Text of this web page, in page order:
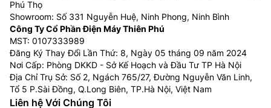
Phú Thọ
Showroom: Số 331 Nguyễn Huệ, Ninh Phong, Ninh Bình
Công Ty Cổ Phần Điện Máy Thiên Phú
MST: 0107333989
Đăng Ký Thay Đổi Lần Thứ: 8, Ngày 05 tháng 09 năm 2024
Nơi Cấp: Phòng DKKD - Sở Kế Hoạch và Đầu Tư TP Hà Nội
Địa Chỉ Trụ Sở: Số 2, Ngách 765/27, Đường Nguyễn Văn Linh,
Tổ 5 P.Sài Đồng, Q.Long Biên, TP.Hà Nội, Việt Nam
Liên hệ Với Chúng Tôi